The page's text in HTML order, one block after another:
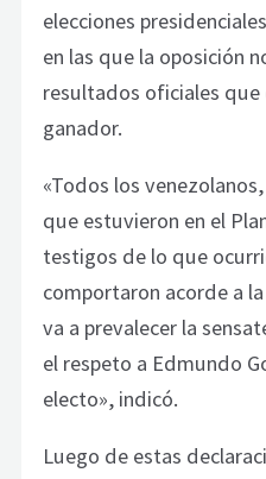
elecciones
en las que la oposición
resultados oficiales
ganador.
«Todos los
que estuvieron en el
testigos de lo que
comportaron acorde a
va a prevalecer la
el respeto a Edmundo
electo», indicó.
Luego de estas